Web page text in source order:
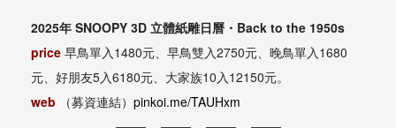
2025年 SNOOPY 3D 立體紙雕日曆・Back to the 1950s
price 早鳥單入1480元、早鳥雙入2750元、晚鳥單入1680
元、好朋友5入6180元、大家族10入12150元。
web
（募資連結） pinkoi.me/TAUHxm